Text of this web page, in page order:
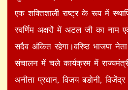
एक शक्तिशाली राष्ट्र के रूप में
स्वर्णिम अक्षरों में अटल जी का
सदैव अंकित रहेगा।वरिष्ठ भाजपा
संचालन में चले कार्यक्रम में
अनीता प्रधान, विजय बडोनी, विजेंद्र